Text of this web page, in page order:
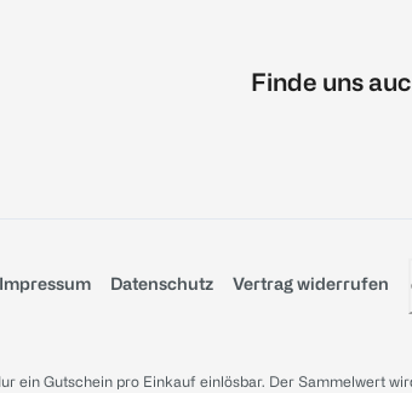
Finde uns
Impressum Datenschutz Vertrag widerrufen
ein Gutschein pro Einkauf einlösbar. Der Sammelwert